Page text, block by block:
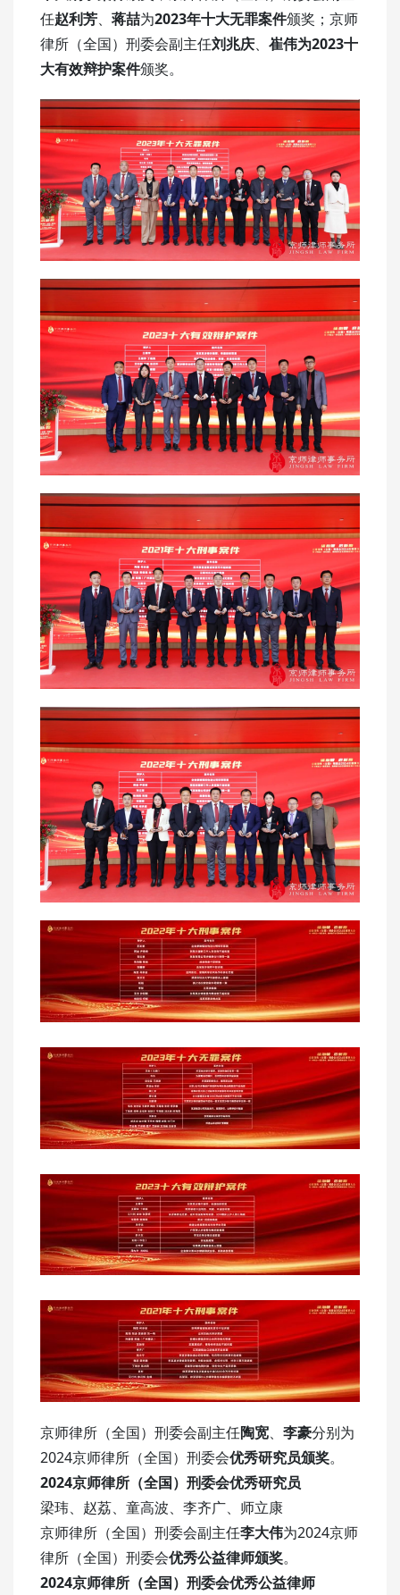
任赵利芳、 蒋喆为2023年十大无罪案件颁奖；京师
律所（全国）刑委会副主任刘兆庆、 崔伟为2023十
大有效辩护案件颁奖。
京师律所（全国）刑委会副主任陶宽、 李豪分别为
2024京师律所（全国）刑委会优秀研究员颁奖。
2024京师律所（全国）刑委会优秀研究员
梁玮、赵荔、童高波、李齐广、师立康
京师律所（全国）刑委会副主任李大伟为2024京师
律所（全国）刑委会优秀公益律师颁奖。
2024京师律所（全国）刑委会优秀公益律师